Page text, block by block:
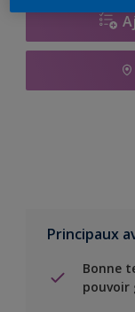
Principaux
Bonne
pouvoir